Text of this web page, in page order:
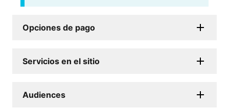
Opciones de pago
Servicios en el sitio
Audiences